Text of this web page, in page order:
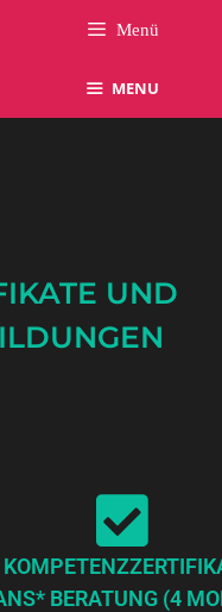
Menü
MENU
UND
BERATUNG (4